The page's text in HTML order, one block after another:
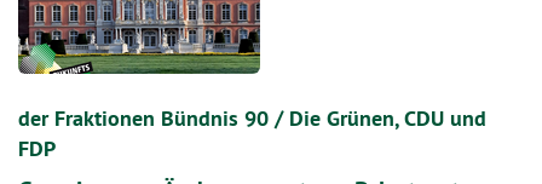
der Fraktionen Bündnis 90 / Die Grünen, CDU und
FDP